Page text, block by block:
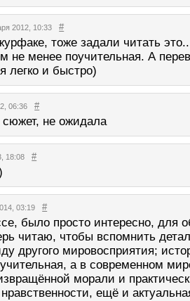
2012, 10:33 #
тоже задали читать
не менее поучительная. А
легко и быстро)
06:36 #
не ожидала
18:08 #
03:19 #
было просто интересно, для
читаю, чтобы вспомнить
другого мировосприятия;
а в современном
морали и
ещё и